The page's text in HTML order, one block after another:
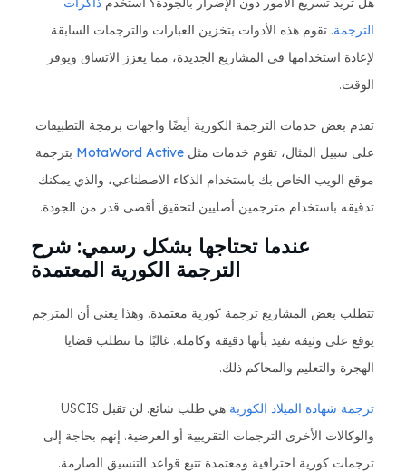
الترجمة. تقوم هذه الأدوات بتخزين العبارات والترجمات السابقة
لإعادة استخدامها في المشاريع الجديدة، مما يعزز الاتساق ويوفر
الوقت.
تقدم بعض خدمات الترجمة الكورية أيضًا واجهات برمجة التطبيقات.
على سبيل المثال، تقوم خدمات مثل MotaWord Active بترجمة
موقع الويب الخاص بك باستخدام الذكاء الاصطناعي، والذي يمكنك
تدقيقه باستخدام مترجمين أصليين لتحقيق أقصى قدر من الجودة.
عندما تحتاجها بشكل رسمي: شرح
الترجمة الكورية المعتمدة
تتطلب بعض المشاريع ترجمة كورية معتمدة. وهذا يعني أن المترجم
يوقع على وثيقة تفيد بأنها دقيقة وكاملة. غالبًا ما تتطلب قضايا
الهجرة والتعليم والمحاكم ذلك.
ترجمة شهادة الميلاد الكورية
هي طلب شائع. لن تقبل USCIS
والوكالات الأخرى الترجمات التقريبية أو العرضية. إنهم بحاجة إلى
ترجمات كورية احترافية ومعتمدة تتبع قواعد التنسيق الصارمة.